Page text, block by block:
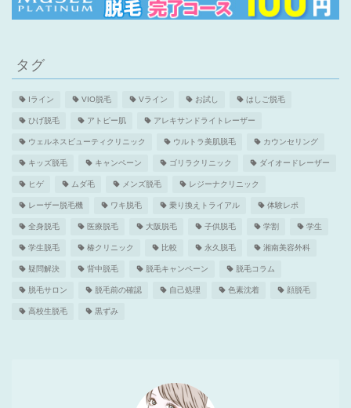
タグ
Iライン VIO脱毛 Vライン お試し はしご脱毛
ひげ脱毛 アトピー肌 アレキサンドライトレーザー
ウェルネスビューティクリニック ウルトラ美肌脱毛 カウンセリング
キッズ脱毛 キャンペーン ゴリラクリニック ダイオードレーザー
ヒゲ ムダ毛 メンズ脱毛 レジーナクリニック
レーザー脱毛機 ワキ脱毛 乗り換えトライアル 体験レポ
全身脱毛 医療脱毛 大阪脱毛 子供脱毛 学割 学生
学生脱毛 椿クリニック 比較 永久脱毛 湘南美容外科
疑問解決 背中脱毛 脱毛キャンペーン 脱毛コラム
脱毛サロン 脱毛前の確認 自己処理 色素沈着 顔脱毛
高校生脱毛 黒ずみ